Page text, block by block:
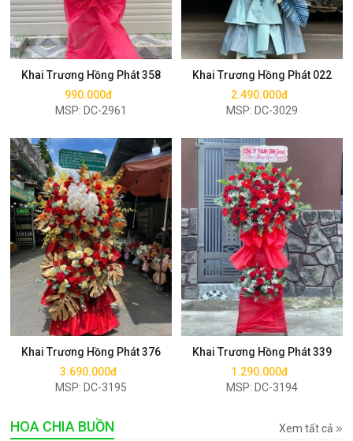
Khai Trương Hồng Phát 358
990.000đ
MSP: DC-2961
Mua ngay
Khai Trương Hồng Phát 022
2.490.000đ
MSP: DC-3029
Mua ngay
Khai Trương Hồng Phát 376
3.690.000đ
MSP: DC-3195
Mua ngay
Khai Trương Hồng Phát 339
1.290.000đ
MSP: DC-3194
Mua ngay
HOA CHIA BUỒN Xem tất cả